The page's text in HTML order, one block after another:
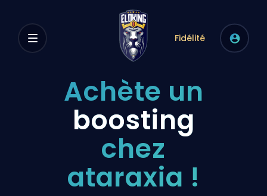
Fidélité
Achète un
boosting
chez
ataraxia !